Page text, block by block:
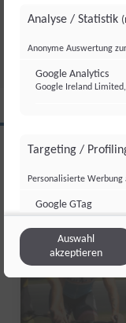
Salzburg
Analyse / Statistik
Anonyme Auswertung
Google Analytics
Google Ireland
Targeting /
Personalisierte
Google GTag
Google Ireland
Sonstige Inhalte
Auswahl
akzeptieren